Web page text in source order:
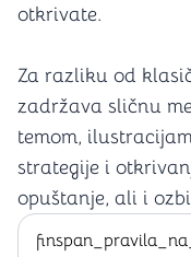
otkrivate.
Za razliku od
zadržava sličnu
temom,
strategije i
opuštanje, ali i